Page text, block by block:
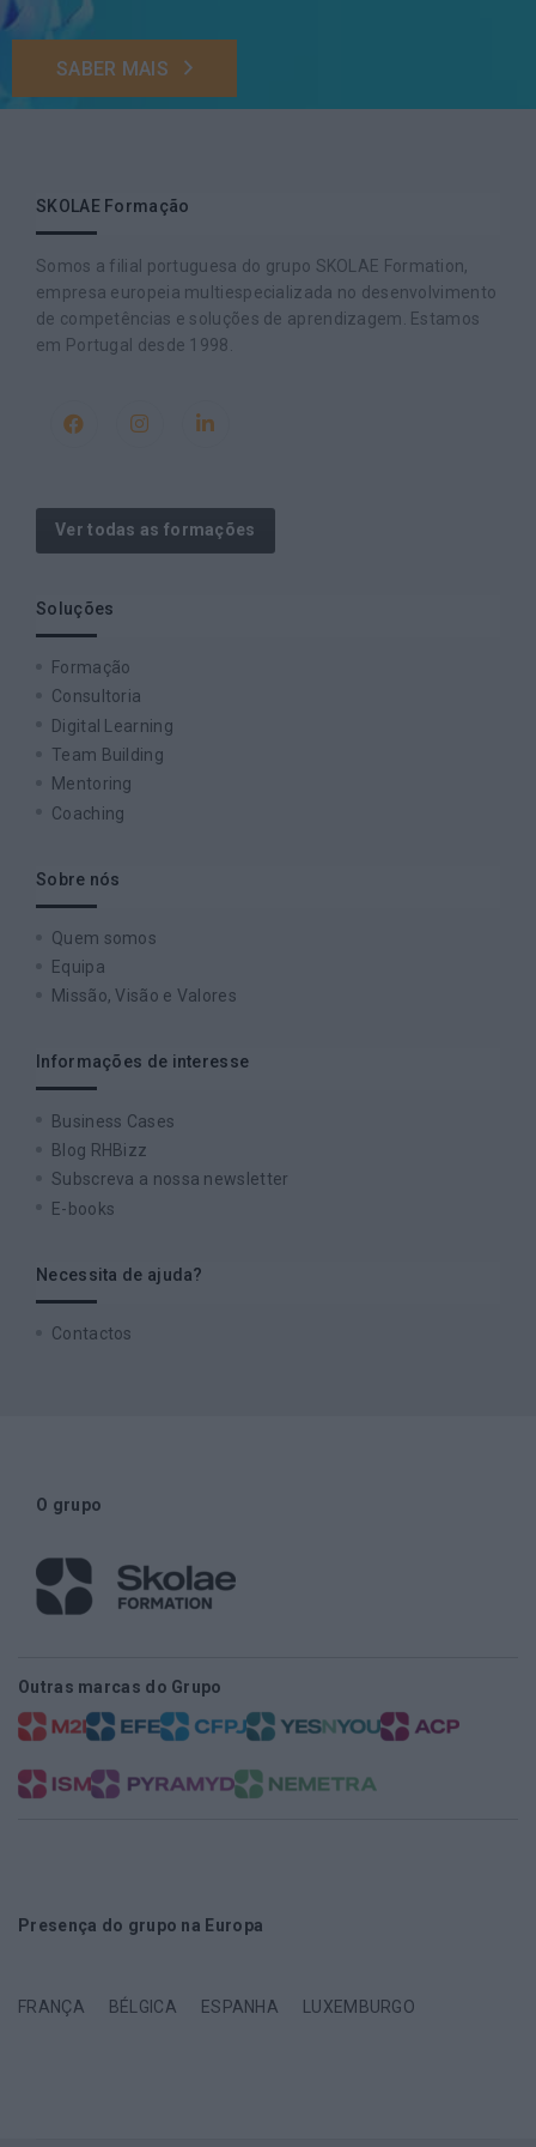
SABER MAIS
SKOLAE Formação
Somos a filial portuguesa do grupo SKOLAE Formation,
empresa europeia multiespecializada no desenvolvimento
de competências e soluções de aprendizagem. Estamos
em Portugal desde 1998.
Ver todas as formações
Soluções
Formação
Consultoria
Digital Learning
Team Building
Mentoring
Coaching
Sobre nós
Quem somos
Equipa
Missão, Visão e Valores
Informações de interesse
Business Cases
Blog RHBizz
Subscreva a nossa newsletter
E-books
Necessita de ajuda?
Contactos
O grupo
Outras marcas do Grupo
Presença do grupo na Europa
FRANÇA BÉLGICA ESPANHA LUXEMBURGO